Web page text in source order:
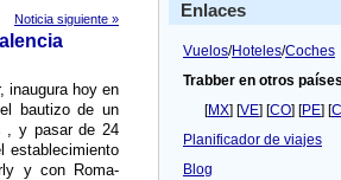
Noticia siguiente »
inaugura hoy en
bautizo de un
, y pasar de 24
establecimiento
y con Roma-
Enlaces
Vuelos/Hoteles/Coches
Trabber en otros
[MX] [VE] [CO] [PE] [
Planificador de viajes
Blog